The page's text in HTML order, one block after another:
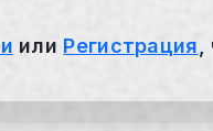
или Регистрация